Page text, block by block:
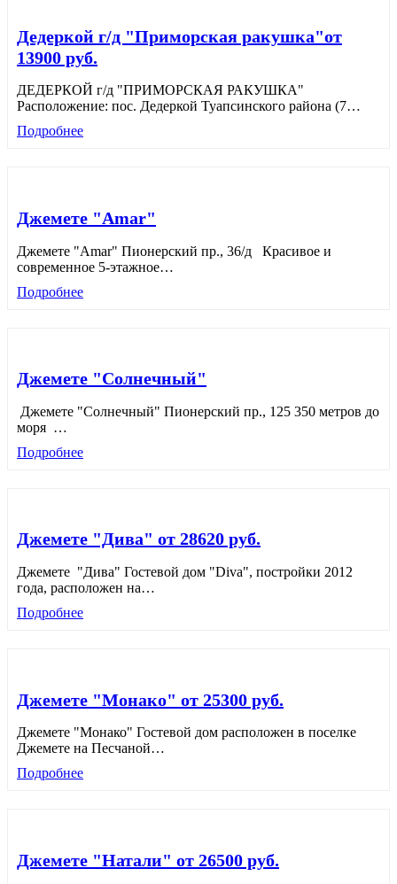
Дедеркой г/д "Приморская ракушка"от
13900 руб.
ДЕДЕРКОЙ г/д "ПРИМОРСКАЯ РАКУШКА"
Расположение: пос. Дедеркой Туапсинского района (7…
Подробнее
Джемете "Amar"
Джемете "Amar" Пионерский пр., 36/д Красивое и
современное 5-этажное…
Подробнее
Джемете "Солнечный"
Джемете "Солнечный" Пионерский пр., 125 350 метров до
моря …
Подробнее
Джемете "Дива" от 28620 руб.
Джемете "Дива" Гостевой дом "Diva", постройки 2012
года, расположен на…
Подробнее
Джемете "Монако" от 25300 руб.
Джемете "Монако" Гостевой дом расположен в поселке
Джемете на Песчаной…
Подробнее
Джемете "Натали" от 26500 руб.